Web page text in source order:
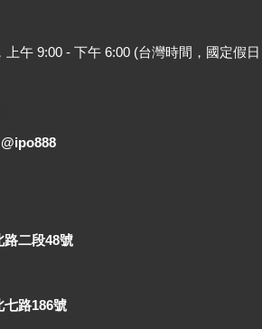
午 9:00 - 下午 6:00 (台灣時間，國定假日
路二段48號
七路186號